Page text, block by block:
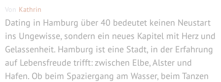
Von Kathrin
Dating in Hamburg über 40 bedeutet keinen Neustart
ins Ungewisse, sondern ein neues Kapitel mit Herz und
Gelassenheit. Hamburg ist eine Stadt, in der Erfahrung
auf Lebensfreude trifft: zwischen Elbe, Alster und
Hafen. Ob beim Spaziergang am Wasser, beim Tanzen